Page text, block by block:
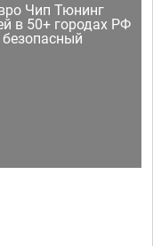
Чип Тюнинг
в 50+ городах РФ